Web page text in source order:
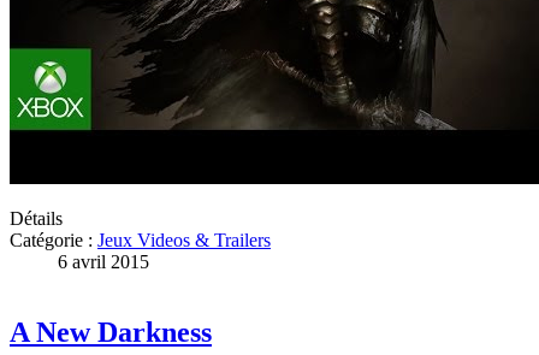
Détails
Catégorie : Jeux Videos & Trailers
6 avril 2015
A New Darkness